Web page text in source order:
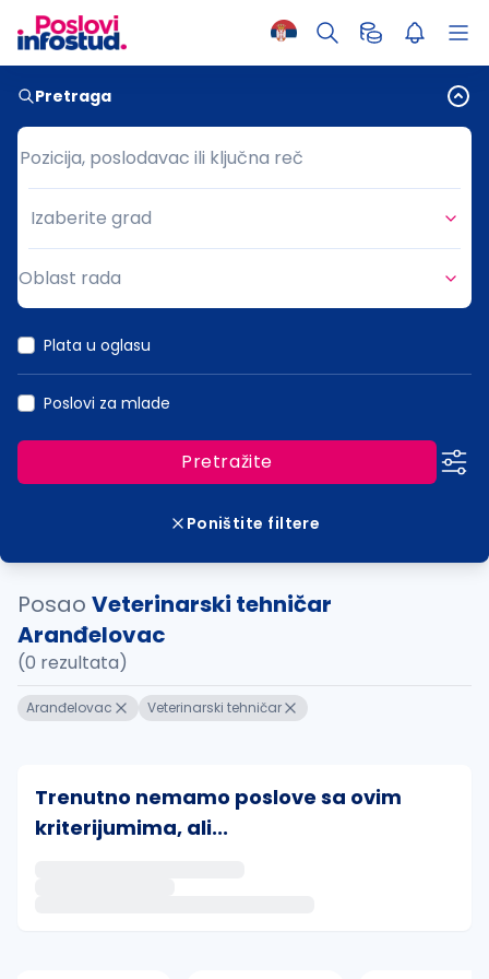
Pretraga
Pozicija, poslodavac ili ključna reč
Pozicija, poslodavac ili ključna reč
Grad
Izaberite grad
Oblast rada
Plata u oglasu
Poslovi za mlade
Pretražite
Poništite filtere
Posao Veterinarski tehničar
Aranđelovac
(0 rezultata)
Aranđelovac Veterinarski tehničar
Trenutno nemamo poslove sa ovim
kriterijumima, ali...